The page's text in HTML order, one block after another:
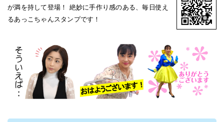
が満を持して登場！ 絶妙に手作り感のある、毎日使え
るあっこちゃんスタンプです！